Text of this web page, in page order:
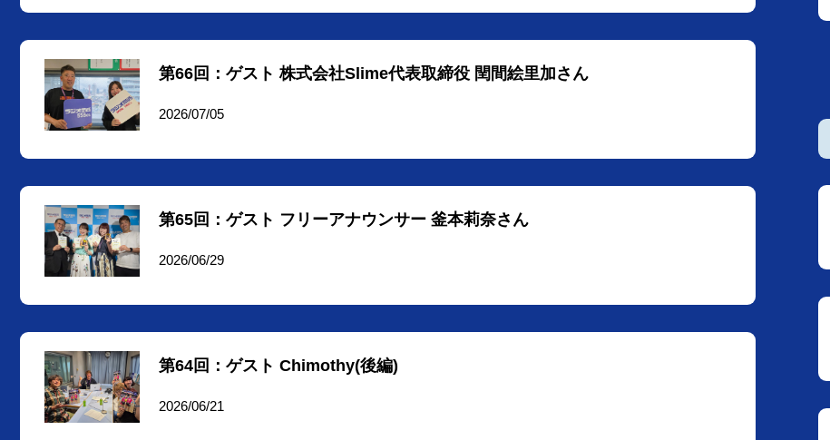
第66回：ゲスト 株式会社Slime代表取締役 閏間絵里加さん
2026/07/05
第65回：ゲスト フリーアナウンサー 釜本莉奈さん
2026/06/29
第64回：ゲスト Chimothy(後編)
2026/06/21